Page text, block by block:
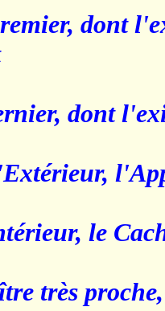
dont
dont
le
très